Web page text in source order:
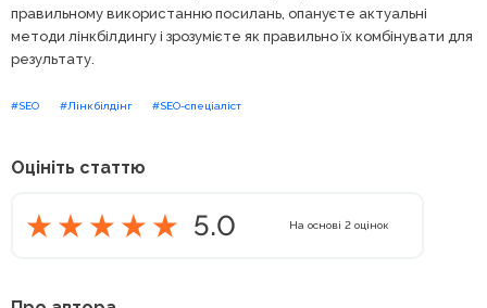
правильному використанню посилань, опануєте актуальні
методи лінкбілдингу і зрозумієте як правильно їх комбінувати для
результату.
#SEO #Лінкбілдінг #SEO-спеціаліст
Оцініть статтю
5.0 На основі 2 оцінок